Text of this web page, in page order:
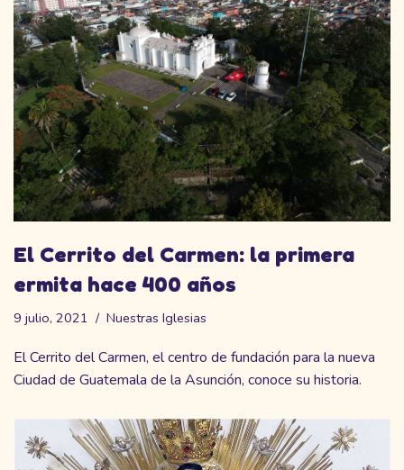
El Cerrito del Carmen: la primera
ermita hace 400 años
9 julio, 2021 Nuestras Iglesias
El Cerrito del Carmen, el centro de fundación para la nueva
Ciudad de Guatemala de la Asunción, conoce su historia.